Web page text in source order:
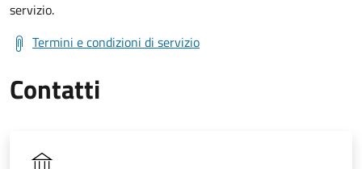
servizio.
Termini e condizioni di servizio
Contatti